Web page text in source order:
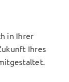
in Ihrer
Ihres